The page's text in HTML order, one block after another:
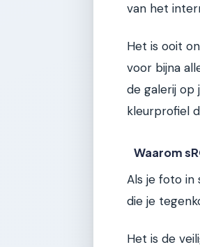
van het
Het is ooit
voor bijna
de galerij op
kleurprofiel
Waarom
Als je foto in
die je
Het is de